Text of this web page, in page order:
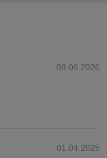
08.06.2026
01.04.2025